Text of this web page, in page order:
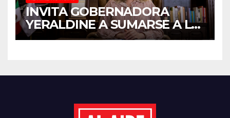
INVITA GOBERNADORA
YERALDINE A SUMARSE A LA
JORNADA NACIONAL DE
DE ÁRBOLES